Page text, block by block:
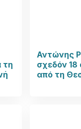
τη
Αντώνης
σχεδόν 18
από τη